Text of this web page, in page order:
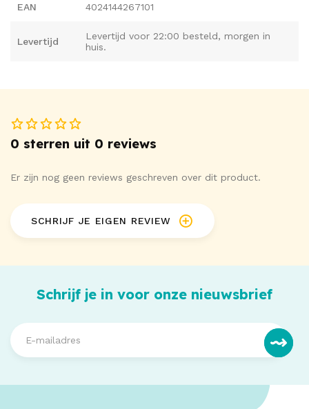
EAN 4024144267101
Levertijd
Levertijd voor 22:00 besteld, morgen in
huis.
0 sterren uit 0 reviews
Er zijn nog geen reviews geschreven over dit product.
SCHRIJF JE EIGEN REVIEW
Schrijf je in voor onze nieuwsbrief